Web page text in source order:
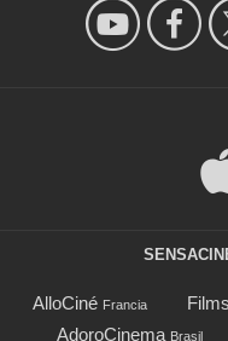
AlloCiné Francia
AdoroCinema Brasil